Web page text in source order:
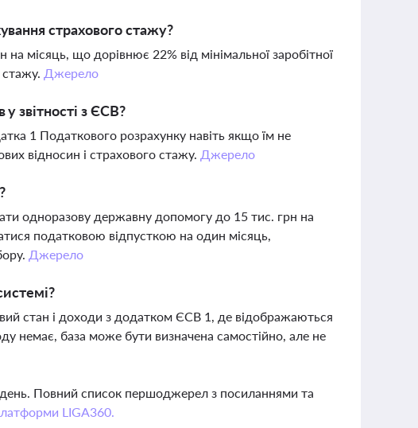
страхового стажу?
місяць, що дорівнює 22% від мінімальної заробітної
стажу. Джерело
звітності з ЄСВ?
1 Податкового розрахунку навіть якщо їм не
відносин і страхового стажу. Джерело
одноразову державну допомогу до 15 тис. грн на
податковою відпусткою на один місяць,
Джерело
стан і доходи з додатком ЄСВ 1, де відображаються
база може бути визначена самостійно, але не
Повний список першоджерел з посиланнями та
LIGA360.